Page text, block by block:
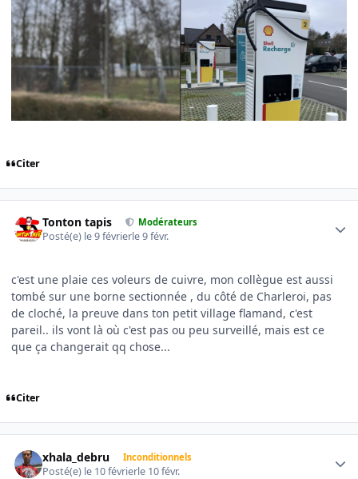
Citer
Tonton tapis Modérateurs
Posté(e) le 9 févrierle 9 févr.
c'est une plaie ces voleurs de cuivre, mon collègue est aussi
tombé sur une borne sectionnée , du côté de Charleroi, pas
de cloché, la preuve dans ton petit village flamand, c'est
pareil.. ils vont là où c'est pas ou peu surveillé, mais est ce
que ça changerait qq chose...
Citer
xhala_debru Inconditionnels
Posté(e) le 10 févrierle 10 févr.